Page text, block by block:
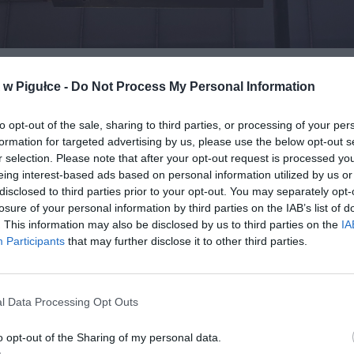
Pigułce - Do Not Process My Personal Information
opt-out of the sale, sharing to third parties, or processing of your
for targeted advertising by us, please use the below opt-out
selection. Please note that after your opt-out request is processed
interest-based ads based on personal information utilized by us
to third parties prior to your opt-out. You may separately
of your personal information by third parties on the IAB’s list of
This information may also be disclosed by us to third parties on the
Participants that may further disclose it to other third parties.
Data Processing Opt Outs
opt-out of the Sharing of my personal data.
Fot. Warszawa w Pigułce
rozwoju e-commerce, gdy niemal wszystko można
PKO BP skupia się na szczególnie niebezpiecznym mechanizmie,
tygodniach przyniósł oszustom miliony złotych. Chodzi o
które kuszą klientów wyjątkowo atrakcyjnymi cenami. Bank
oferta powinna być pierwszym sygnałem
nabywcy. Jeśli cena produktu znacząco odbiega od tej
sprawdzonych sklepach internetowych, powinna
lampka. Często za takimi promocjami stoją fałszywe sklepy,
produktów.